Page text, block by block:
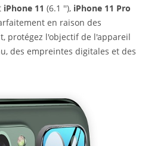
iPhone 11 (6.1 ''), iPhone 11 Pro
en raison des
protégez l'objectif de l'appareil
des empreintes digitales et des